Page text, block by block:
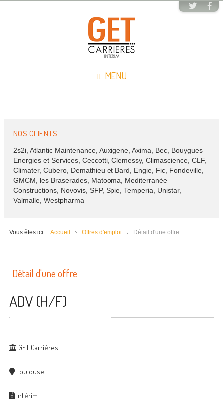
MENU
NOS CLIENTS
2s2i, Atlantic Maintenance, Auxigene, Axima, Bec, Bouygues
Energies et Services, Ceccotti, Clemessy, Climascience, CLF,
Climater, Cubero, Demathieu et Bard, Engie, Fic, Fondeville,
GMCM, les Braserades, Matooma, Mediterranée
Constructions, Novovis, SFP, Spie, Temperia, Unistar,
Valmalle, Westpharma
Vous êtes ici : Accueil Offres d'emploi Détail d'une offre
Détail d'une offre
ADV (H/F)
GET Carrières
Toulouse
Intérim